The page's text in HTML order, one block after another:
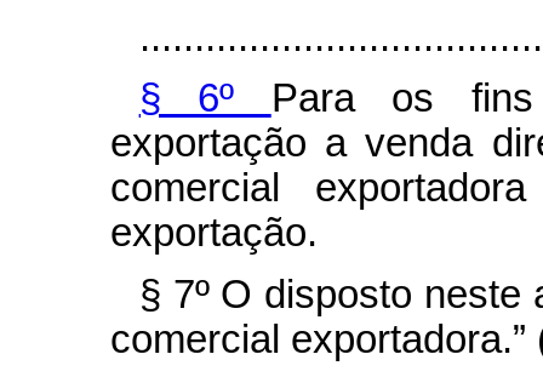
§ 6º Para os fins
exportação a venda
comercial
exportação.
§ 7º O disposto
comercial exportadora.”